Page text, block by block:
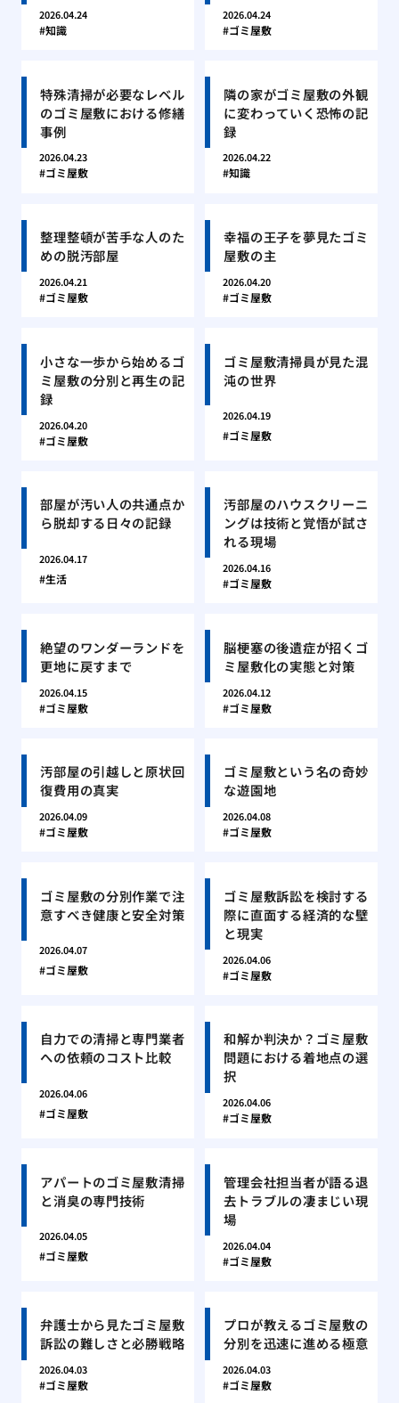
2026.04.24
知識
2026.04.24
ゴミ屋敷
特殊清掃が必要なレベル
のゴミ屋敷における修繕
事例
2026.04.23
ゴミ屋敷
隣の家がゴミ屋敷の外観
に変わっていく恐怖の記
録
2026.04.22
知識
整理整頓が苦手な人のた
めの脱汚部屋
2026.04.21
ゴミ屋敷
幸福の王子を夢見たゴミ
屋敷の主
2026.04.20
ゴミ屋敷
小さな一歩から始めるゴ
ミ屋敷の分別と再生の記
録
2026.04.20
ゴミ屋敷
ゴミ屋敷清掃員が見た混
沌の世界
2026.04.19
ゴミ屋敷
部屋が汚い人の共通点か
ら脱却する日々の記録
2026.04.17
生活
汚部屋のハウスクリーニ
ングは技術と覚悟が試さ
れる現場
2026.04.16
ゴミ屋敷
絶望のワンダーランドを
更地に戻すまで
2026.04.15
ゴミ屋敷
脳梗塞の後遺症が招くゴ
ミ屋敷化の実態と対策
2026.04.12
ゴミ屋敷
汚部屋の引越しと原状回
復費用の真実
2026.04.09
ゴミ屋敷
ゴミ屋敷という名の奇妙
な遊園地
2026.04.08
ゴミ屋敷
ゴミ屋敷の分別作業で注
意すべき健康と安全対策
2026.04.07
ゴミ屋敷
ゴミ屋敷訴訟を検討する
際に直面する経済的な壁
と現実
2026.04.06
ゴミ屋敷
自力での清掃と専門業者
への依頼のコスト比較
2026.04.06
ゴミ屋敷
和解か判決か？ゴミ屋敷
問題における着地点の選
択
2026.04.06
ゴミ屋敷
アパートのゴミ屋敷清掃
と消臭の専門技術
2026.04.05
ゴミ屋敷
管理会社担当者が語る退
去トラブルの凄まじい現
場
2026.04.04
ゴミ屋敷
弁護士から見たゴミ屋敷
訴訟の難しさと必勝戦略
2026.04.03
ゴミ屋敷
プロが教えるゴミ屋敷の
分別を迅速に進める極意
2026.04.03
ゴミ屋敷